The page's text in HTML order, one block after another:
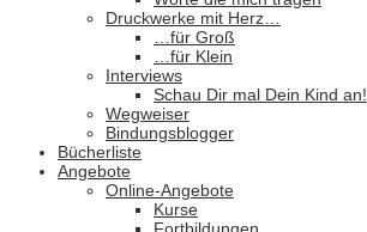
Druckwerke mit Herz…
…für Groß
…für Klein
Interviews
Schau Dir mal Dein Kind an!
Wegweiser
Bindungsblogger
Bücherliste
Angebote
Online-Angebote
Kurse